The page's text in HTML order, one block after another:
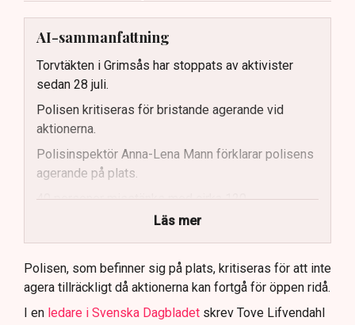
AI-sammanfattning
Torvtäkten i Grimsås har stoppats av aktivister
sedan 28 juli.
Polisen kritiseras för bristande agerande vid
aktionerna.
Polisinspektör Anna-Lena Mann förklarar polisens
agerande på plats.
40 personer misstänks med cirka 120
brottsmisstankar kopplade.
Polisen använder drönare och uniformerad polis
för att dokumentera bevis.
Samtidigt är polisarbetet komplext när det gäller
att navigera juridiska rättigheter och gränser.
Läs mer
Polisen, som befinner sig på plats, kritiseras för att inte
agera tillräckligt då aktionerna kan fortgå för öppen ridå.
I en ledare i Svenska Dagbladet skrev Tove Lifvendahl